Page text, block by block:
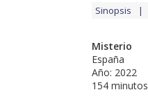
Sinopsis
Misterio
España
Año: 2022
154 minutos